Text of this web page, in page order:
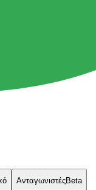
ΑνταγωνιστέςBeta